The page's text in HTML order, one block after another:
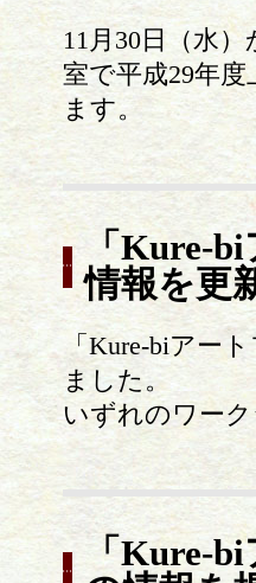
11月30日（水
室で平成29年
ます。
「Kure-
情報を更
「Kure-biアー
ました。
いずれのワー
「Kure-bi